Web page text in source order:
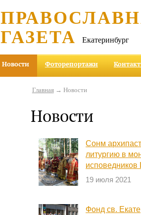
ГАЗЕТА Екатеринбург
Новости Фоторепортажи
Главная→ Новости
Новости
Сонм
литургию в
исповедников
19 июля 2021
Фонд св.